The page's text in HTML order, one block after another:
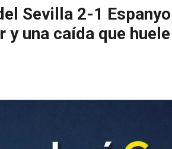
Sevilla 2-1
una caída que